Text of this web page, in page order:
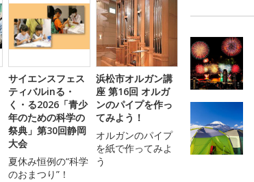
サイエンスフェス
ティバルinる・
く・る2026「青少
年のための科学の
祭典」第30回静岡
大会
夏休み恒例の“科学
のおまつり”！
浜松市オルガン講
座 第16回 オルガ
ンのパイプを作っ
てみよう！
オルガンのパイプ
を紙で作ってみよ
う